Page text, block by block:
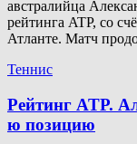
австралийца
рейтинга ATP, со
Атланте. Матч
Теннис
Рейтинг ATP.
ю позицию